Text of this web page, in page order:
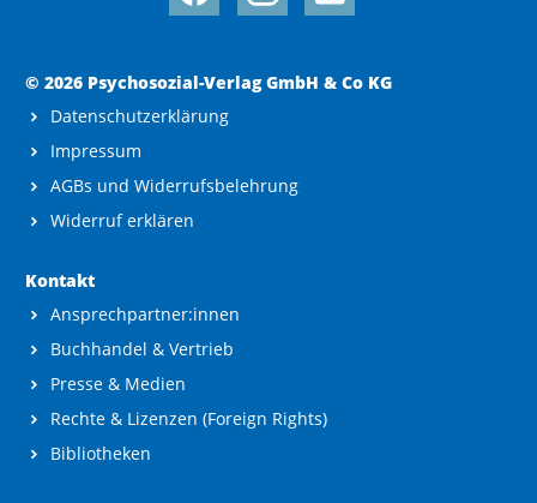
© 2026 Psychosozial-Verlag GmbH & Co KG
Datenschutzerklärung
Impressum
AGBs und Widerrufsbelehrung
Widerruf erklären
Kontakt
Ansprechpartner:innen
Buchhandel & Vertrieb
Presse & Medien
Rechte & Lizenzen (Foreign Rights)
Bibliotheken